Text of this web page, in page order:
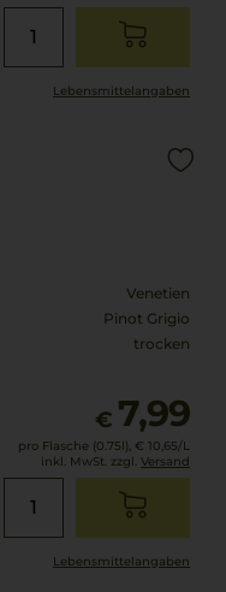
Lebensmittel­angaben
Venetien
Pinot Grigio
trocken
€ 7,99
pro Flasche (0.75l), € 10,65/L
inkl. MwSt. zzgl. Versand
Lebensmittel­angaben